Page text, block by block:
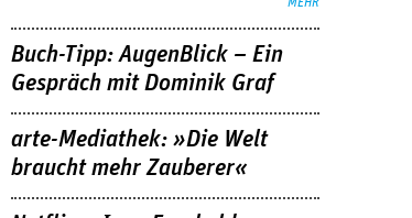
MEHR
Buch-Tipp: AugenBlick – Ein
Gespräch mit Dominik Graf
arte-Mediathek: »Die Welt
braucht mehr Zauberer«